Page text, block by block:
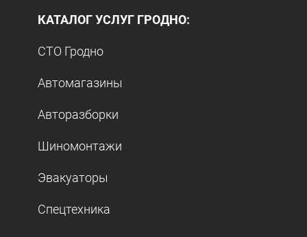
КАТАЛОГ УСЛУГ ГРОДНО:
СТО Гродно
Автомагазины
Авторазборки
Шиномонтажи
Эвакуаторы
Спецтехника